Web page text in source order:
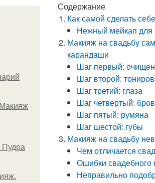
Пудра
Содержание
Как самой сделать
Нежный мейкап для
Макияж на свадьбу
карандаши
Шаг первый:
Шаг второй:
Шаг третий: глаза
Шаг четвертый:
Шаг пятый: румяна
Шаг шестой: губы
Макияж на свадьбу
Чем отличается
Ошибки свадебного
Неправильно